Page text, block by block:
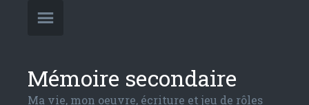
Mémoire secondaire
Ma vie, mon oeuvre, écriture et jeu de rôles